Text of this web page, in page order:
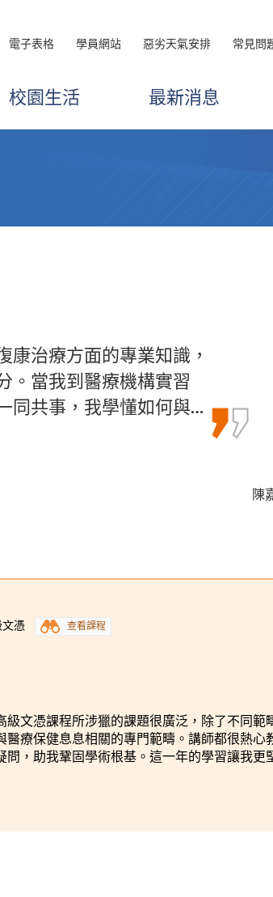
電子表格 學員網站 惡劣天氣安排 常見問
校園生活 最新消息
書院。奮鬥兩年間，感激
們使我在心理學的旅程
旅途不再孤單。這間書…
謝
康治療方面的專業知識，
。當我到醫療機構實習
同共事，我學懂如何與…
陳
療及保健領域的基礎知
許多實踐機會，加上不
療專業人員必備的技能…
何
憑
查看課程
級文憑課程所涉獵的課題很廣泛，除了不同範
醫療保健息息相關的專門範疇。講師都很熱心
問，助我鞏固學術根基。這一年的學習讓我更